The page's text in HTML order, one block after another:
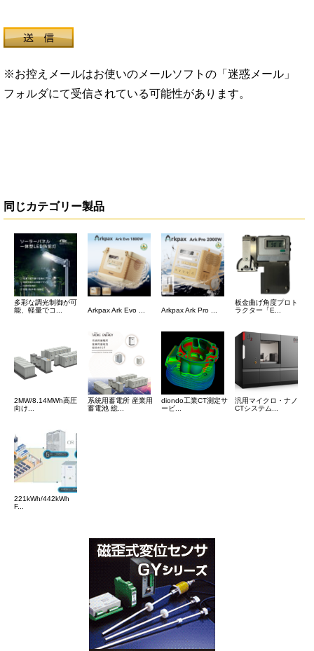
※お控えメールはお使いのメールソフトの「迷惑メール」
フォルダにて受信されている可能性があります。
同じカテゴリー製品
多彩な調光制御が可
能、軽量でコ...
Arkpax Ark Evo ... Arkpax Ark Pro ...
板金曲げ角度プロト
ラクター「E...
2MW/8.14MWh高圧
向け...
系統用蓄電所 産業用
蓄電池 総...
diondo工業CT測定サ
ービ...
汎用マイクロ・ナノ
CTシステム...
221kWh/442kWh
F...